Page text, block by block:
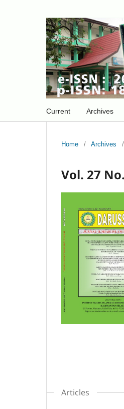
Current Archives
Home / Archives /
Vol. 27
Articles